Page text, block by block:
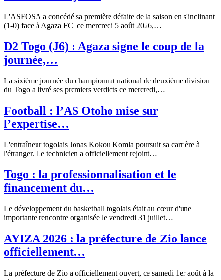
L'ASFOSA a concédé sa première défaite de la saison en s'inclinant
(1-0) face à Agaza FC, ce mercredi 5 août 2026,…
D2 Togo (J6) : Agaza signe le coup de la
journée,…
La sixième journée du championnat national de deuxième division
du Togo a livré ses premiers verdicts ce mercredi,…
Football : l’AS Otoho mise sur
l’expertise…
L'entraîneur togolais Jonas Kokou Komla poursuit sa carrière à
l'étranger. Le technicien a officiellement rejoint…
Togo : la professionnalisation et le
financement du…
Le développement du basketball togolais était au cœur d'une
importante rencontre organisée le vendredi 31 juillet…
AYIZA 2026 : la préfecture de Zio lance
officiellement…
La préfecture de Zio a officiellement ouvert, ce samedi 1er août à la